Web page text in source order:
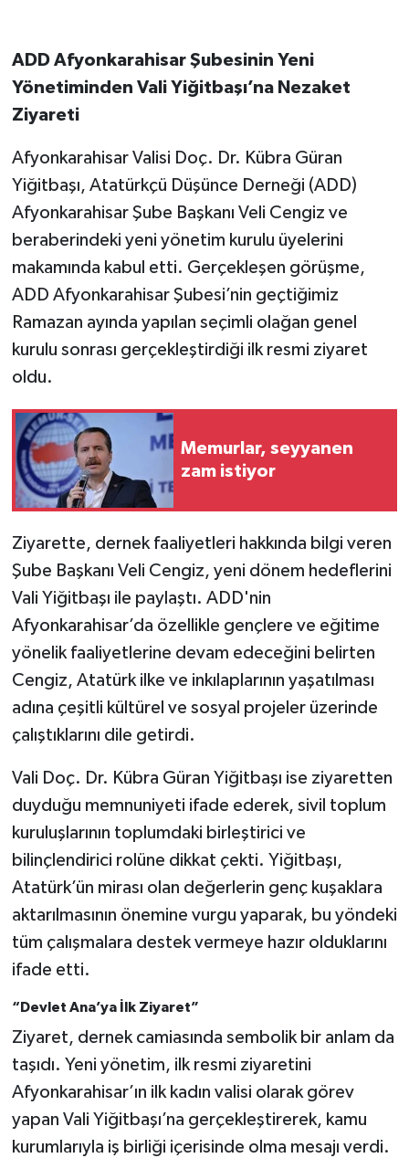
ADD Afyonkarahisar Şubesinin Yeni
Yönetiminden Vali Yiğitbaşı’na Nezaket
Ziyareti
Afyonkarahisar Valisi Doç. Dr. Kübra Güran
Yiğitbaşı, Atatürkçü Düşünce Derneği (ADD)
Afyonkarahisar Şube Başkanı Veli Cengiz ve
beraberindeki yeni yönetim kurulu üyelerini
makamında kabul etti. Gerçekleşen görüşme,
ADD Afyonkarahisar Şubesi’nin geçtiğimiz
Ramazan ayında yapılan seçimli olağan genel
kurulu sonrası gerçekleştirdiği ilk resmi ziyaret
oldu.
Memurlar, seyyanen
zam istiyor
Ziyarette, dernek faaliyetleri hakkında bilgi veren
Şube Başkanı Veli Cengiz, yeni dönem hedeflerini
Vali Yiğitbaşı ile paylaştı. ADD'nin
Afyonkarahisar’da özellikle gençlere ve eğitime
yönelik faaliyetlerine devam edeceğini belirten
Cengiz, Atatürk ilke ve inkılaplarının yaşatılması
adına çeşitli kültürel ve sosyal projeler üzerinde
çalıştıklarını dile getirdi.
Vali Doç. Dr. Kübra Güran Yiğitbaşı ise ziyaretten
duyduğu memnuniyeti ifade ederek, sivil toplum
kuruluşlarının toplumdaki birleştirici ve
bilinçlendirici rolüne dikkat çekti. Yiğitbaşı,
Atatürk’ün mirası olan değerlerin genç kuşaklara
aktarılmasının önemine vurgu yaparak, bu yöndeki
tüm çalışmalara destek vermeye hazır olduklarını
ifade etti.
“Devlet Ana’ya İlk Ziyaret”
Ziyaret, dernek camiasında sembolik bir anlam da
taşıdı. Yeni yönetim, ilk resmi ziyaretini
Afyonkarahisar’ın ilk kadın valisi olarak görev
yapan Vali Yiğitbaşı’na gerçekleştirerek, kamu
kurumlarıyla iş birliği içerisinde olma mesajı verdi.